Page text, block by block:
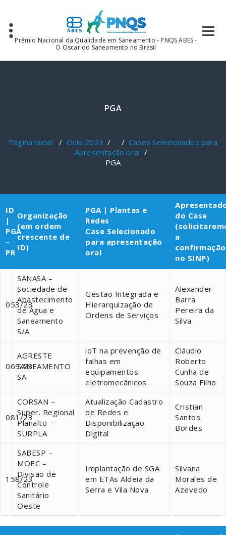
conteúdo
Prêmio Nacional da Qualidade em Saneamento - PNQS ABES -
O Oscar do Saneamento no Brasil
PGA
Página inicial /Ciclo 2023 / /Cases Selecionados para
Apresentação oral /
PGA
ID
|
PGA
–
PR
Organização
(em ordem
crescente de
ID)
PGA | Plantas e
Redes
Case Selecionado
para apresentação
oral
do Case
a
confirmação
no SINP)
053/23
SANASA –
Sociedade de
Abastecimento
de Água e
Saneamento
S/A
Gestão Integrada e
Hierarquização de
Ordens de Serviços
Alexander
Barra
Pereira da
Silva
069/23
AGRESTE
SANEAMENTO
SA
loT na prevenção de
falhas em
equipamentos
eletromecânicos
Cláudio
Roberto
Cunha de
Souza Filho
081/23
CORSAN –
Super. Regional
Planalto –
SURPLA
Atualização Cadastro
de Redes e
Disponibilização
Digital
Cristian
Santos
Bordes
158/23
SABESP –
MOEC –
Divisão de
Controle
Sanitário
Oeste
Implantação de SGA
em ETAs Aldeia da
Serra e Vila Nova
Silvana
Morales de
Azevedo